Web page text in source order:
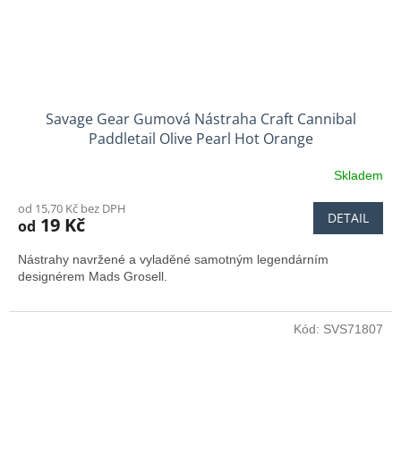
Savage Gear Gumová Nástraha Craft Cannibal
Paddletail Olive Pearl Hot Orange
Skladem
od 15,70 Kč bez DPH
od 19 Kč DETAIL
Nástrahy navržené a vyladěné samotným legendárním
designérem Mads Grosell.
Kód: SVS71807